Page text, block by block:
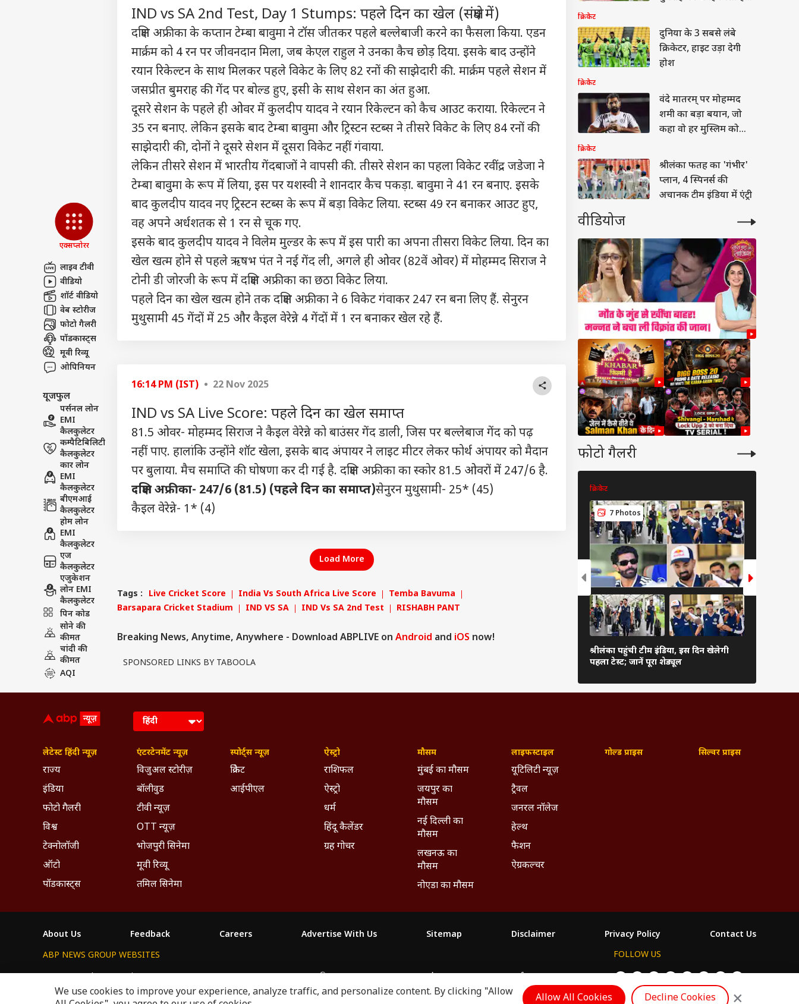
एक्सप्लोरर
लाइव टीवी
वीडियो
शॉर्ट वीडियो
वेब स्टोरीज
फोटो गैलरी
पॉडकास्ट्स
मूवी रिव्यू
ओपिनियन
यूजफुल
पर्सनल लोन
EMI
कैलकुलेटर
कम्पैटिबिलिटी
कैलकुलेटर
कार लोन
EMI
कैलकुलेटर
बीएमआई
कैलकुलेटर
होम लोन
EMI
कैलकुलेटर
एज
कैलकुलेटर
एजुकेशन
लोन EMI
कैलकुलेटर
पिन कोड
सोने की
कीमत
चांदी की
कीमत
AQI
IND vs SA 2nd Test, Day 1 Stumps: पहले दिन का खेल (संक्षेप में)
दक्षिण अफ्रीका के कप्तान टेम्बा बावुमा ने टॉस जीतकर पहले बल्लेबाजी करने का फैसला किया. एडन
मार्क्रम को 4 रन पर जीवनदान मिला, जब केएल राहुल ने उनका कैच छोड़ दिया. इसके बाद उन्होंने
रयान रिकेल्टन के साथ मिलकर पहले विकेट के लिए 82 रनों की साझेदारी की. मार्क्रम पहले सेशन में
जसप्रीत बुमराह की गेंद पर बोल्ड हुए, इसी के साथ सेशन का अंत हुआ.
दूसरे सेशन के पहले ही ओवर में कुलदीप यादव ने रयान रिकेल्टन को कैच आउट कराया. रिकेल्टन ने
35 रन बनाए. लेकिन इसके बाद टेम्बा बावुमा और ट्रिस्टन स्टब्स ने तीसरे विकेट के लिए 84 रनों की
साझेदारी की, दोनों ने दूसरे सेशन में दूसरा विकेट नहीं गंवाया.
लेकिन तीसरे सेशन में भारतीय गेंदबाजों ने वापसी की. तीसरे सेशन का पहला विकेट रवींद्र जडेजा ने
टेम्बा बावुमा के रूप में लिया, इस पर यशस्वी ने शानदार कैच पकड़ा. बावुमा ने 41 रन बनाए. इसके
बाद कुलदीप यादव नए ट्रिस्टन स्टब्स के रूप में बड़ा विकेट लिया. स्टब्स 49 रन बनाकर आउट हुए,
वह अपने अर्धशतक से 1 रन से चूक गए.
इसके बाद कुलदीप यादव ने विलेम मुल्डर के रूप में इस पारी का अपना तीसरा विकेट लिया. दिन का
खेल खत्म होने से पहले ऋषभ पंत ने नई गेंद ली, अगले ही ओवर (82वें ओवर) में मोहम्मद सिराज ने
टोनी डी जोरजी के रूप में दक्षिण अफ्रीका का छठा विकेट लिया.
पहले दिन का खेल खत्म होने तक दक्षिण अफ्रीका ने 6 विकेट गंवाकर 247 रन बना लिए हैं. सेनुरन
मुथुसामी 45 गेंदों में 25 और कैइल वेरेन्ने 4 गेंदों में 1 रन बनाकर खेल रहे हैं.
16:14 PM (IST) • 22 Nov 2025
IND vs SA Live Score: पहले दिन का खेल समाप्त
81.5 ओवर- मोहम्मद सिराज ने कैइल वेरेन्ने को बाउंसर गेंद डाली, जिस पर बल्लेबाज गेंद को पढ़
नहीं पाए. हालांकि उन्होंने शॉट खेला, इसके बाद अंपायर ने लाइट मीटर लेकर फोर्थ अंपायर को मैदान
पर बुलाया. मैच समाप्ति की घोषणा कर दी गई है. दक्षिण अफ्रीका का स्कोर 81.5 ओवरों में 247/6 है.
दक्षिण अफ्रीका- 247/6 (81.5) (पहले दिन का समाप्त)सेनुरन मुथुसामी- 25* (45)
कैइल वेरेन्ने- 1* (4)
Load More
Tags : Live Cricket Score India Vs South Africa Live Score
Temba Bavuma
Barsapara Cricket Stadium
IND VS SA IND Vs SA 2nd Test RISHABH PANT
Breaking News, Anytime, Anywhere - Download ABPLIVE on Android and iOS now!
SPONSORED LINKS BY TABOOLA
क्रिकेट
दुनिया के 3 सबसे लंबे
क्रिकेटर, हाइट उड़ा देगी
होश
क्रिकेट
वंदे मातरम् पर मोहम्मद
शमी का बड़ा बयान, जो
कहा वो हर मुस्लिम को
क्रिकेट
श्रीलंका फतह का 'गंभीर'
प्लान, 4 स्पिनर्स की
अचानक टीम इंडिया में एंट्री
वीडियोज
फोटो गैलरी
क्रिकेट
7 Photos
श्रीलंका पहुंची टीम इंडिया, इस दिन खेलेगी
पहला टेस्ट; जानें पूरा शेड्यूल
एडवर्टाइज विथ अस
प्राइवेसी पॉलिसी
कॉन्टैक्ट अस
सेंड फीडबैक
अबाउट अस
LOGIN
विश्व
सीमा पर चीनी हथियारों की
तैनाती पर भारत की दो टूक,
पाक को दी सीधी चेतावनी
महाराष्ट्र
'मैं करारा जवाब दूंगी...', गूंगी
गुड़िया विवाद पर पहली बार
बोलीं सुनेत्रा पवार
क्रिकेट
यश दयाल से जयंत यादव
तक, नए सीजन से पहले 4
स्टार खिलाड़ियों की बदली
टीम
ऐश्वर्या राय बच्चन का
कान्स 2026 से अनसीन
लुक वायरल, 7 हजार मोती
वाले स्ट्रैपलेस गाउन में ढाया
इंडिया
क्या SC के फैसले से
शादीशुदा और लिव-इन
पार्टनर में कोई फर्क नहीं?
इंडिया
TMC में वापस जाएंगे बागी?
NDA की बैठक के बाद
दिल्ली से बंगाल तक बढ़ी
इंडिया
AIR India फ्लाइट में
टर्बुलेंस पर मचा बवाल:
एक्शन में DGCA,
विश्व
‘गोलियां चलाकर जनता का
कर रहे दमन’, भारत ने
PoJK चुनाव पर पाक को
लेटेस्ट हिंदी न्यूज़
राज्य
इंडिया
फोटो गैलरी
विश्व
टेक्नोलॉजी
ऑटो
पॉडकास्ट्स
एंटरटेनमेंट न्यूज़
विजुअल स्टोरीज़
बॉलीवुड
टीवी न्यूज़
OTT न्यूज़
भोजपुरी सिनेमा
मूवी रिव्यू
तमिल सिनेमा
स्पोर्ट्स न्यूज़
क्रिकेट
आईपीएल
ऐस्ट्रो
राशिफल
ऐस्ट्रो
धर्म
हिंदू कैलेंडर
ग्रह गोचर
मौसम
मुंबई का मौसम
जयपुर का
मौसम
नई दिल्ली का
मौसम
लखनऊ का
मौसम
नोएडा का मौसम
लाइफस्टाइल
यूटिलिटी न्यूज़
ट्रैवल
जनरल नॉलेज
हेल्थ
फैशन
ऐग्रकल्चर
गोल्ड प्राइस सिल्वर प्राइस
About Us Feedback Careers Advertise With Us Sitemap Disclaimer Privacy Policy
Contact Us
ABP NEWS GROUP WEBSITES
FOLLOW US
This website follows theDNPA Code of Ethics.Copyright@2026. All rights reserved.
We use cookies to improve your experience, analyze traffic, and personalize content. By clicking "Allow
Allow All Cookies Decline Cookies